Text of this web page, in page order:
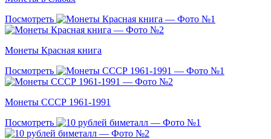
Посмотреть
Монеты Красная книга
Посмотреть
Монеты СССР 1961-1991
Посмотреть